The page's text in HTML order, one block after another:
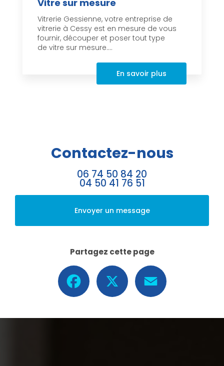
Vitre sur mesure
Vitrerie Gessienne, votre entreprise de
vitrerie à Cessy est en mesure de vous
fournir, découper et poser tout type
de vitre sur mesure....
En savoir plus
Contactez-nous
06 74 50 84 20
04 50 41 76 51
Envoyer un message
Partagez cette page
Facebook